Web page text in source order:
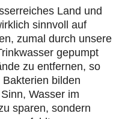
Land und
sinnvoll auf
zumal durch unsere
gepumpt
zu entfernen, so
bilden
Wasser im
sparen, sondern